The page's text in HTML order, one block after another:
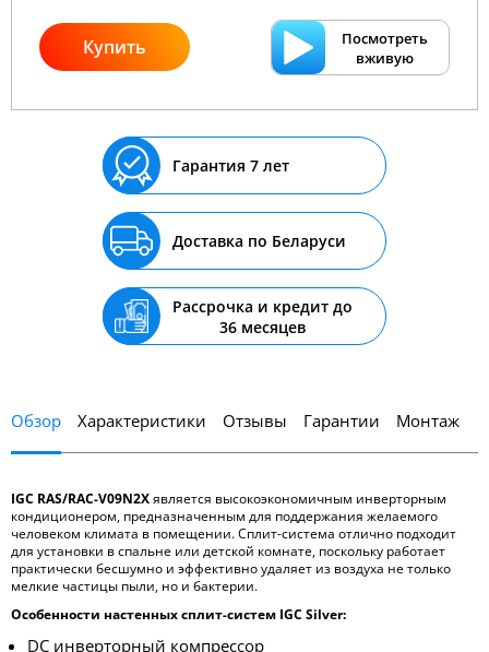
Купить
Посмотреть
вживую
Гарантия 7 лет
Доставка по Беларуси
Рассрочка и кредит до
36 месяцев
Обзор Характеристики Отзывы Гарантии Монтаж
IGC RAS/RAC-V09N2Xявляется высокоэкономичным инверторным
кондиционером, предназначенным для поддержания желаемого
человеком климата в помещении. Сплит-система отлично подходит
для установки в спальне или детской комнате, поскольку работает
практически бесшумно и эффективно удаляет из воздуха не только
мелкие частицы пыли, но и бактерии.
Особенности настенных сплит-систем IGC Silver:
DC инверторный компрессор